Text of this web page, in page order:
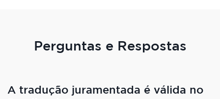
Perguntas e Respostas
A tradução juramentada é válida no